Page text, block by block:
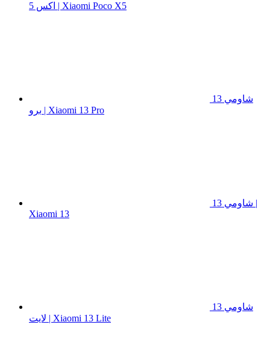
اكس 5 | Xiaomi Poco X5
شاومي 13
برو | Xiaomi 13 Pro
شاومي 13 |
Xiaomi 13
شاومي 13
لايت | Xiaomi 13 Lite